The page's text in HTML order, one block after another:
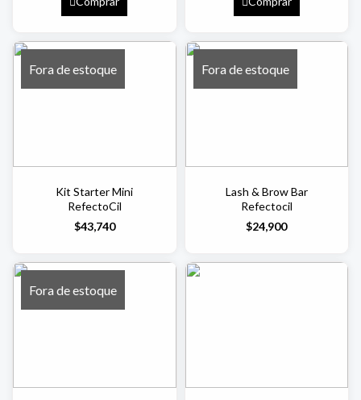
Fora de estoque
Kit Starter Mini
RefectoCil
$43,740
Fora de estoque
Lash & Brow Bar
Refectocil
$24,900
Fora de estoque